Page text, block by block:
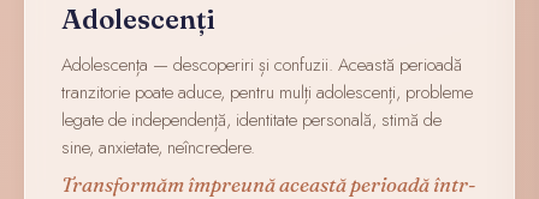
Adolescenți
Adolescența — descoperiri și confuzii. Această perioadă
tranzitorie poate aduce, pentru mulți adolescenți, probleme
legate de independență, identitate personală, stimă de
sine, anxietate, neîncredere.
Transformăm împreună această perioadă într-